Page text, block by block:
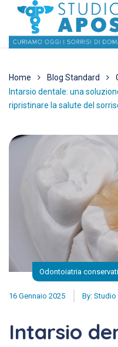
Home Blog Standard
Intarsio dentale: una
ripristinare la salute del
Odontoiatria
16 Gennaio 2025 By:
Intarsio